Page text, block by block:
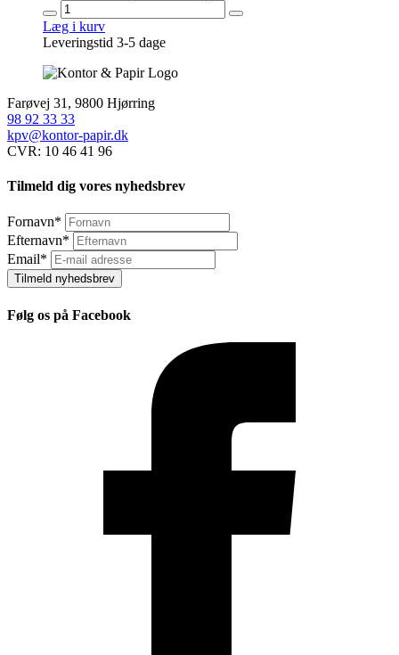
Læg i kurv
Leveringstid 3-5 dage
Farøvej 31, 9800 Hjørring
98 92 33 33
kpv@kontor-papir.dk
CVR: 10 46 41 96
Tilmeld dig vores nyhedsbrev
Fornavn*
Efternavn*
Email*
Tilmeld nyhedsbrev
Følg os på Facebook